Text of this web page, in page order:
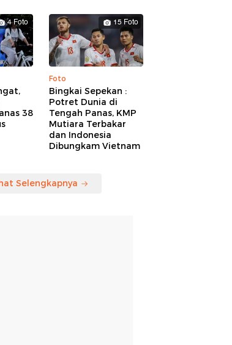
4 Foto
38
15 Foto
Foto
Bingkai Sepekan :
Potret Dunia di
Tengah Panas, KMP
Mutiara Terbakar
dan Indonesia
Dibungkam Vietnam
Selengkapnya